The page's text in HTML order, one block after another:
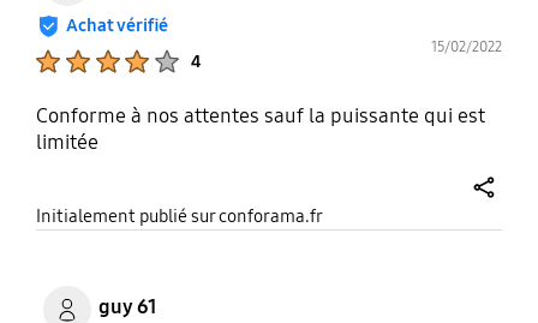
Achat vérifié
4
15/02/2022
Conforme à nos attentes sauf la puissante qui est
limitée
Initialement publié sur conforama.fr
guy 61